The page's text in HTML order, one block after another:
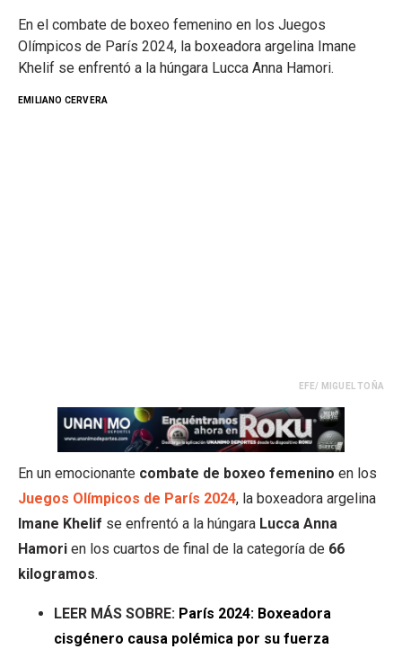
En el combate de boxeo femenino en los Juegos
Olímpicos de París 2024, la boxeadora argelina Imane
Khelif se enfrentó a la húngara Lucca Anna Hamori.
EMILIANO CERVERA
EFE/ MIGUEL TOÑA
En un emocionante combate de boxeo femenino en los
Juegos Olímpicos de París 2024, la boxeadora argelina
Imane Khelif se enfrentó a la húngara Lucca Anna
Hamori en los cuartos de final de la categoría de 66
kilogramos.
LEER MÁS SOBRE: París 2024: Boxeadora
cisgénero causa polémica por su fuerza